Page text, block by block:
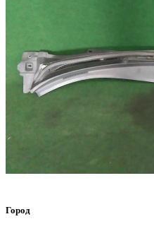
Город